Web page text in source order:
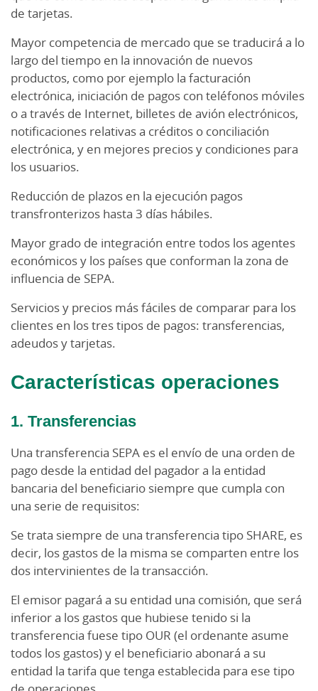
de tarjetas.
Mayor competencia de mercado que se traducirá a lo
largo del tiempo en la innovación de nuevos
productos, como por ejemplo la facturación
electrónica, iniciación de pagos con teléfonos móviles
o a través de Internet, billetes de avión electrónicos,
notificaciones relativas a créditos o conciliación
electrónica, y en mejores precios y condiciones para
los usuarios.
Reducción de plazos en la ejecución pagos
transfronterizos hasta 3 días hábiles.
Mayor grado de integración entre todos los agentes
económicos y los países que conforman la zona de
influencia de SEPA.
Servicios y precios más fáciles de comparar para los
clientes en los tres tipos de pagos: transferencias,
adeudos y tarjetas.
Características operaciones
1. Transferencias
Una transferencia SEPA es el envío de una orden de
pago desde la entidad del pagador a la entidad
bancaria del beneficiario siempre que cumpla con
una serie de requisitos:
Se trata siempre de una transferencia tipo SHARE, es
decir, los gastos de la misma se comparten entre los
dos intervinientes de la transacción.
El emisor pagará a su entidad una comisión, que será
inferior a los gastos que hubiese tenido si la
transferencia fuese tipo OUR (el ordenante asume
todos los gastos) y el beneficiario abonará a su
entidad la tarifa que tenga establecida para ese tipo